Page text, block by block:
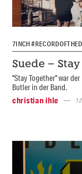
7INCH
Suede –
"Stay Together" war
Butler in der Band.
christian ihle